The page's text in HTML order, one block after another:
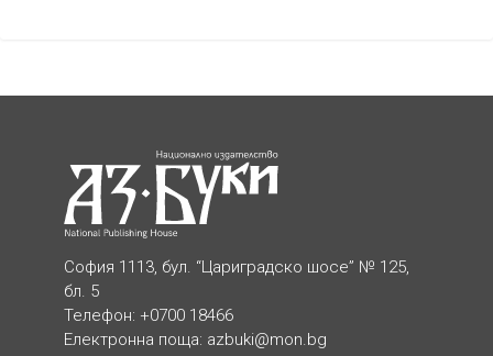
София 1113, бул. “Цариградско шосе” № 125,
бл. 5
Телефон: +0700 18466
Електронна поща: azbuki@mon.bg